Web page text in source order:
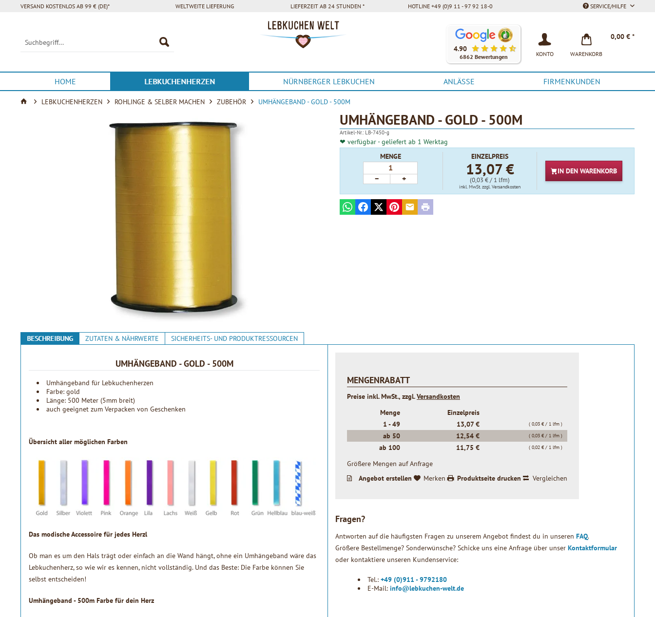
VERSAND KOSTENLOS AB 99 € (DE)* WELTWEITE LIEFERUNG LIEFERZEIT AB 24 STUNDEN * HOTLINE +49 (0)9 11 - 97 92 18-0 SERVICE/HILFE
Unsere Kunden bewerten unsere Produkte und unseren Service
4.90
6862 Bewertungen KONTO WARENKORB
0,00 € *
HOME LEBKUCHENHERZEN NÜRNBERGER LEBKUCHEN ANLÄSSE FIRMENKUNDEN
LEBKUCHENHERZEN ROHLINGE & SELBER MACHEN ZUBEHÖR UMHÄNGEBAND - GOLD - 500M
UMHÄNGEBAND - GOLD - 500M
Artikel-Nr.: LB-7450-g
❤ verfügbar - geliefert ab 1 Werktag
MENGE
− +
EINZELPREIS
13,07 €
(0,03 € / 1 lfm)
inkl. MwSt.zzgl. Versandkosten
IN DEN WARENKORB
WhatsAppFacebook
X PinterestE-mailPrint
BESCHREIBUNG ZUTATEN & NÄHRWERTE SICHERHEITS- UND PRODUKTRESSOURCEN
UMHÄNGEBAND - GOLD - 500M
Umhängeband für Lebkuchenherzen
Farbe: gold
Länge: 500 Meter (5mm breit)
auch geeignet zum Verpacken von Geschenken
Übersicht aller möglichen Farben
Das modische Accessoire für jedes Herzl
Ob man es um den Hals trägt oder einfach an die Wand hängt, ohne ein Umhängeband wäre das
Lebkuchenherz, so wie wir es kennen, nicht vollständig. Und das Beste: Die Farbe können Sie
selbst entscheiden!
Umhängeband - 500m Farbe für dein Herz
MENGENRABATT
Preise inkl. MwSt., zzgl.Versandkosten
Menge
Einzelpreis
1 -49 13,07 € ( 0,03 € / 1 lfm )
ab 50 12,54 € ( 0,03 € / 1 lfm )
ab 100 11,75 € ( 0,02 € / 1 lfm )
Größere Mengen auf Anfrage
Angebot erstellen
Merken Produktseite drucken Vergleichen
Fragen?
Antworten auf die häufigsten Fragen zu unserem Angebot findest du in unseren FAQ.
Größere Bestellmenge? Sonderwünsche? Schicke uns eine Anfrage über unser Kontaktformular
oder kontaktiere unseren Kundenservice:
Tel.: +49 (0)911 - 9792180
E-Mail: info@lebkuchen-welt.de